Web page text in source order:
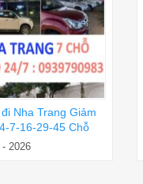
Nha Trang Giảm
7-16-29-45 Chỗ
2026